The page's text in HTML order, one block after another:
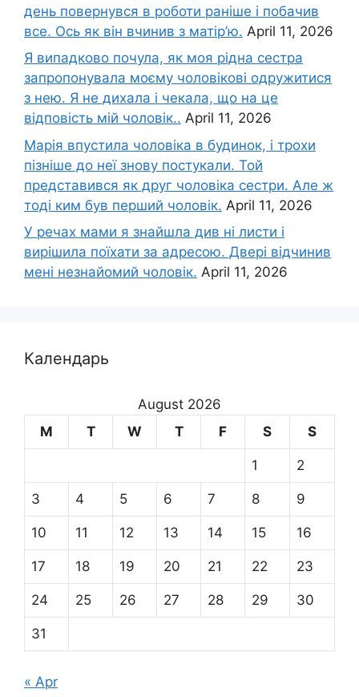
день повернувся в роботи раніше і побачив
все. Ось як він вчинив з матір’ю. April 11, 2026
Я випадково почула, як моя рідна сестра
запропонувала моєму чоловікові одружитися
з нею. Я не дихала і чекала, що на це
відповість мій чоловік.. April 11, 2026
Марія впустила чоловіка в будинок, і трохи
пізніше до неї знову постукали. Той
представився як друг чоловіка сестри. Але ж
тоді ким був перший чоловік. April 11, 2026
У речах мами я знайшла див ні листи і
вирішила поїхати за адресою. Двері відчинив
мені незнайомий чоловік. April 11, 2026
Календарь
August 2026
M
T W T F S S
1 2
3 4 5 6 7 8 9
10 11 12 13 14 15 16
17 18 19 20 21 22 23
24 25 26 27 28 29 30
31
« Apr